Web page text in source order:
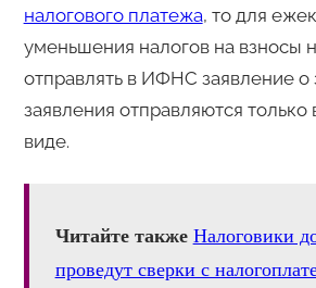
налогового платежа, то для
уменьшения налогов на взносы
отправлять в ИФНС заявление о
заявления отправляются только
виде.
Читайте также Налоговики
проведут сверки с